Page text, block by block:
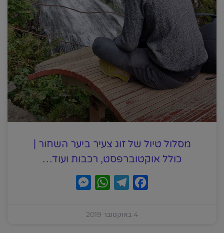
מסלול טיול של זוג צעיר ביער השחור |
כולל אוקטוברפסט, רכבות ועוד…
c
l
W
a
4 באוקטובר 2019